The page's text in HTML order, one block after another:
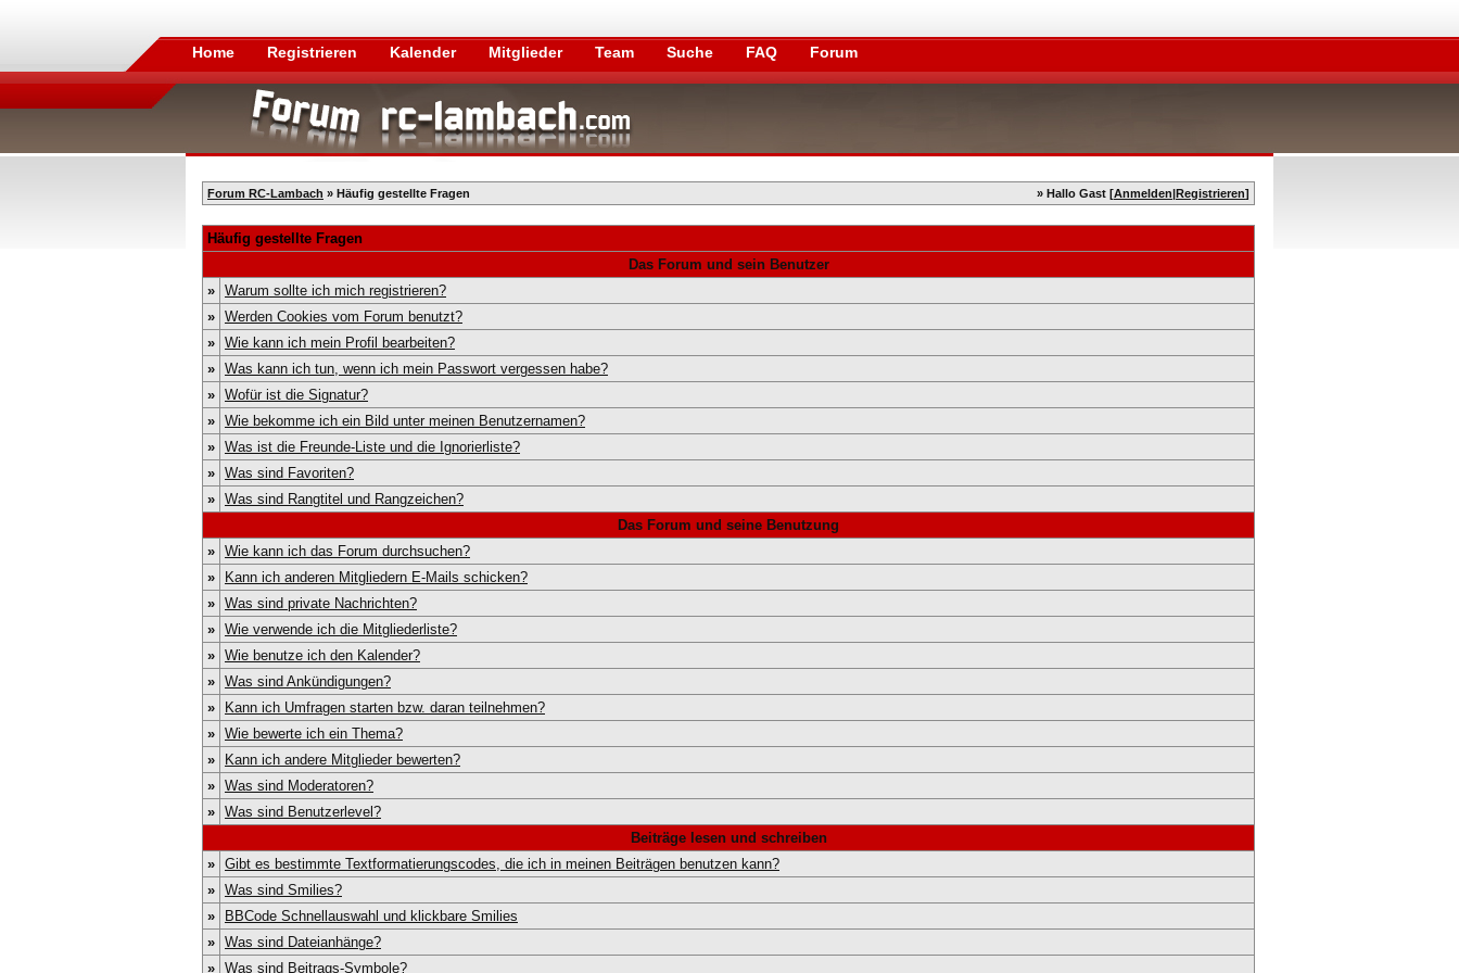
Home Registrieren Kalender Mitglieder Team Suche FAQ Forum
Forum RC-Lambach » Häufig gestellte Fragen » Hallo Gast [Anmelden|Registrieren]
Häufig gestellte Fragen
Das Forum und sein Benutzer
» Warum sollte ich mich registrieren?
» Werden Cookies vom Forum benutzt?
» Wie kann ich mein Profil bearbeiten?
» Was kann ich tun, wenn ich mein Passwort vergessen habe?
» Wofür ist die Signatur?
» Wie bekomme ich ein Bild unter meinen Benutzernamen?
» Was ist die Freunde-Liste und die Ignorierliste?
» Was sind Favoriten?
» Was sind Rangtitel und Rangzeichen?
Das Forum und seine Benutzung
» Wie kann ich das Forum durchsuchen?
»
Kann ich anderen Mitgliedern E-Mails schicken?
» Was sind private Nachrichten?
» Wie verwende ich die Mitgliederliste?
» Wie benutze ich den Kalender?
» Was sind Ankündigungen?
»
Kann ich Umfragen starten bzw. daran teilnehmen?
» Wie bewerte ich ein Thema?
»
Kann ich andere Mitglieder bewerten?
» Was sind Moderatoren?
» Was sind Benutzerlevel?
Beiträge lesen und schreiben
» Gibt es bestimmte Textformatierungscodes, die ich in meinen Beiträgen benutzen kann?
» Was sind Smilies?
»
BBCode Schnellauswahl und klickbare Smilies
» Was sind Dateianhänge?
» Was sind Beitrags-Symbole?